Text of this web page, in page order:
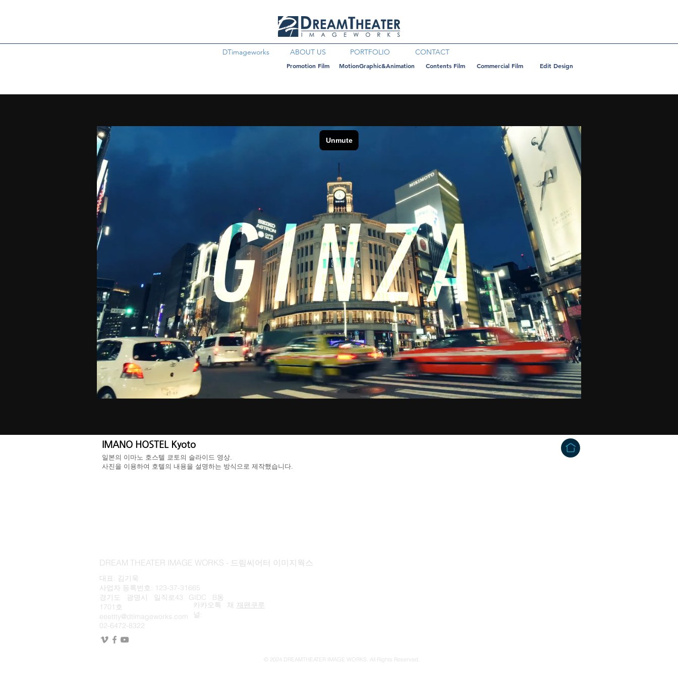
DTimageworks ABOUT US PORTFOLIO CONTACT
Promotion Film MotionGraphic&Animation Contents Film Commercial Film Edit Design
IMANO HOSTEL Kyoto
일본의 이마노 호스텔 쿄토의 슬라이드 영상.
사진을 이용하여 호텔의 내용을 설명하는 방식으로 제작했습니다.
DREAM THEATER IMAGE WORKS - 드림씨어터 이미지웍스
대표: 김기욱
사업자 등록번호: 123-37-31665
경기도 광명시 일직로43 GIDC B동
1701호
eeettty@dtimageworks.com
02-6472-8322
카카오톡 채
널:
재팬쿠루
© 2024 DREAMTHEATER IMAGE WORKS. All Rights Reserved.